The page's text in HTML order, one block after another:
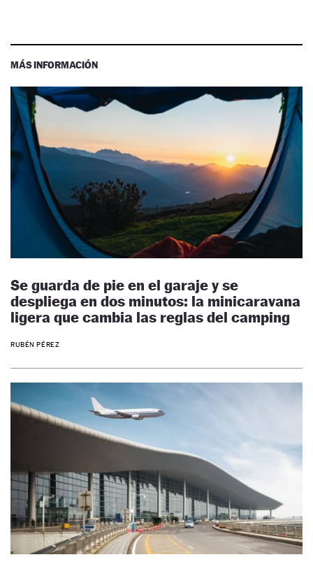
MÁS INFORMACIÓN
Se guarda de pie en el garaje y se
despliega en dos minutos: la minicaravana
ligera que cambia las reglas del camping
RUBÉN PÉREZ